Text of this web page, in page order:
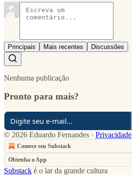
Principais Mais recentes Discussões
Nenhuma publicação
Pronto para mais?
© 2026 Eduardo Fernandes · Privacidade
Comece seu Substack
Obtenha o App
Substack é o lar da grande cultura